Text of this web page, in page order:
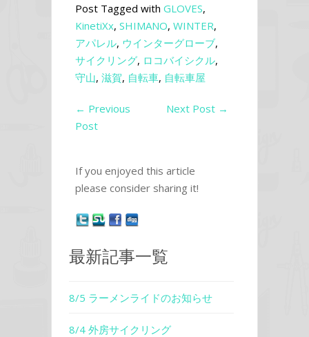
Post Tagged with GLOVES,
KinetiXx, SHIMANO, WINTER,
アパレル, ウインターグローブ,
サイクリング, ロコバイシクル,
守山, 滋賀, 自転車, 自転車屋
← Previous
Post
Next Post →
If you enjoyed this article
please consider sharing it!
最新記事一覧
8/5 ラーメンライドのお知らせ
8/4 外房サイクリング